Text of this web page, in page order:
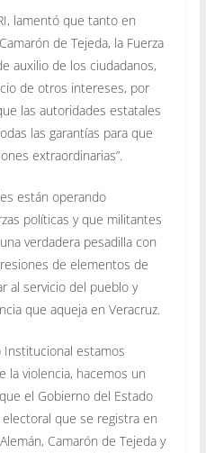
lamentó que tanto en
de Tejeda, la Fuerza
auxilio de los ciudadanos,
de otros intereses, por
las autoridades estatales
las garantías para que
extraordinarias”.
están operando
políticas y que militantes
verdadera pesadilla con
de elementos de
al servicio del pueblo y
que aqueja en Veracruz.
Institucional estamos
violencia, hacemos un
el Gobierno del Estado
que se registra en
Camarón de Tejeda y